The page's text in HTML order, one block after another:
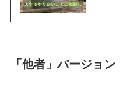
「他者」バージョン